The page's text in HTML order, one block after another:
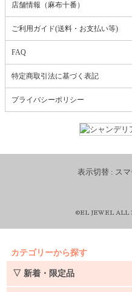
店舗情報（麻布十番）
ご利用ガイド(送料・お支払い等)
FAQ
特定商取引法に基づく表記
プライバシーポリシー
表示切替 : ス
©EL JEWEL ALL
カテゴリーから探す
▽ 新着・限定品